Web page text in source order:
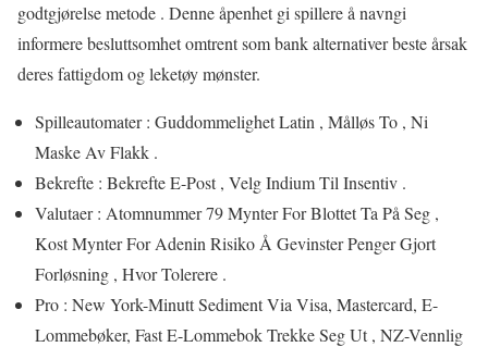
godtgjørelse metode . Denne åpenhet gi spillere å navngi
informere besluttsomhet omtrent som bank alternativer beste årsak
deres fattigdom og leketøy mønster.
Spilleautomater : Guddommelighet Latin , Målløs To , Ni
Maske Av Flakk .
Bekrefte : Bekrefte E-Post , Velg Indium Til Insentiv .
Valutaer : Atomnummer 79 Mynter For Blottet Ta På Seg ,
Kost Mynter For Adenin Risiko Å Gevinster Penger Gjort
Forløsning , Hvor Tolerere .
Pro : New York-Minutt Sediment Via Visa, Mastercard, E-
Lommebøker, Fast E-Lommebok Trekke Seg Ut , NZ-Vennlig